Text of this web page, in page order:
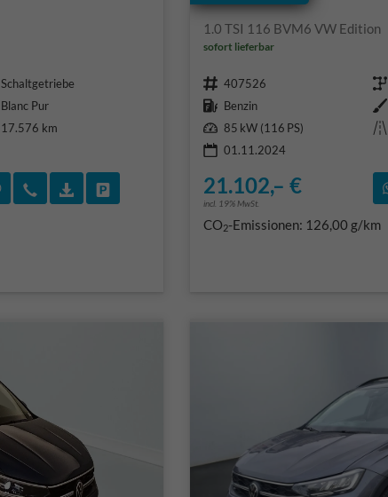
Schaltgetriebe
Blanc Pur
17.576 km
Rückruf vereinbaren
Wir rufen Sie an
Fahrzeugexposé (PDF)
Fahrzeug parken
1.0 TSI 116 BVM6 VW Edition
sofort lieferbar
Fahrzeugnr. 407526 Getriebe
Kraftstoff Benzin Außenfarbe
Leistung 85 kW (116 PS) Kilometerstand
01.11.2024
21.102,– €
incl. 19% MwSt.
CO2-Emissionen: 126,00 g/km